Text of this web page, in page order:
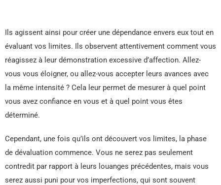
Ils agissent ainsi pour créer une dépendance envers eux tout en
évaluant vos limites. Ils observent attentivement comment vous
réagissez à leur démonstration excessive d’affection. Allez-
vous vous éloigner, ou allez-vous accepter leurs avances avec
la même intensité ? Cela leur permet de mesurer à quel point
vous avez confiance en vous et à quel point vous êtes
déterminé.
Cependant, une fois qu’ils ont découvert vos limites, la phase
de dévaluation commence. Vous ne serez pas seulement
contredit par rapport à leurs louanges précédentes, mais vous
serez aussi puni pour vos imperfections, qui sont souvent